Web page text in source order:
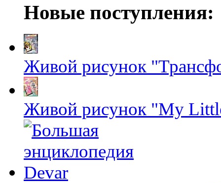
Новые поступления:
Живой рисунок
Живой рисунок "My